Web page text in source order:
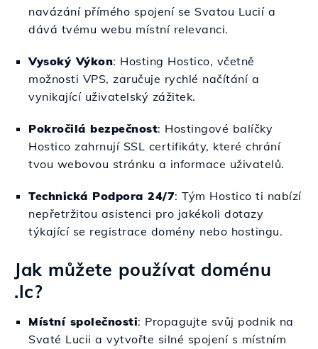
navázání přímého spojení se Svatou Lucií a
dává tvému webu místní relevanci.
Vysoký Výkon: Hosting Hostico, včetně
možnosti VPS, zaručuje rychlé načítání a
vynikající uživatelský zážitek.
Pokročilá bezpečnost: Hostingové balíčky
Hostico zahrnují SSL certifikáty, které chrání
tvou webovou stránku a informace uživatelů.
Technická Podpora 24/7: Tým Hostico ti nabízí
nepřetržitou asistenci pro jakékoli dotazy
týkající se registrace domény nebo hostingu.
Jak můžete používat doménu
.lc?
Místní společnosti: Propagujte svůj podnik na
Svaté Lucii a vytvořte silné spojení s místním